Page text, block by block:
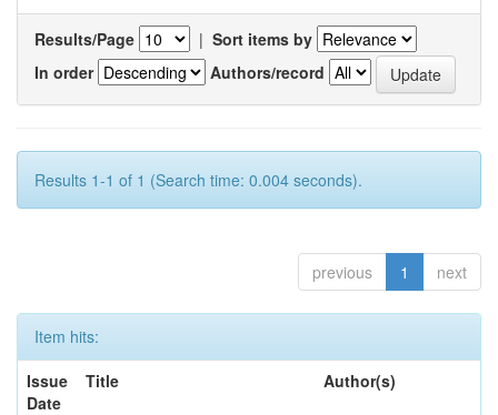
Results/Page | Sort items by
In order
Authors/record
Results 1-1 of 1 (Search time: 0.004 seconds).
previous 1 next
Item hits:
Issue
Date
Title Author(s)